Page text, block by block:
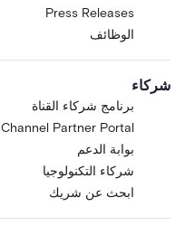
Press Releases
الوظائف
شركاء
برنامج شركاء القناة
Channel Partner Portal
بوابة الدعم
شركاء التكنولوجيا
ابحث عن شريك